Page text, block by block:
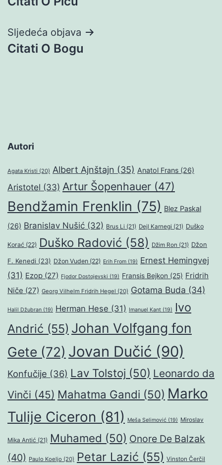
objava
Sljedeća objava
Citati O Bogu
Autori
Agata Kristi (20) Albert Ajnštajn (35) Anatol Frans (26)
Aristotel (33) Artur Šopenhauer (47)
Bendžamin Frenklin (75) Blez Paskal
(26) Branislav Nušić (32) Brus Li (21) Dejl Karnegi (21) Duško
Korać (22) Duško Radović (58) Džim Ron (21) Džon
F. Kenedi (23) Džon Vuden (22) Erih From (19) Ernest Hemingvej
(31) Ezop (27) Fjodor Dostojevski (19) Fransis Bejkon (25) Fridrih
Niče (27) Georg Vilhelm Fridrih Hegel (20) Gotama Buda (34)
Halil Džubran (19) Herman Hese (31) Imanuel Kant (19)
Ivo
Andrić (55) Johan Volfgang fon
Gete (72) Jovan Dučić (90)
Konfučije (36) Lav Tolstoj (50) Leonardo da
Vinči (45) Mahatma Gandi (50) Marko
Tulije Ciceron (81) Meša Selimović (19) Miroslav
Mika Antić (21) Muhamed (50) Onore De Balzak
(40) Paulo Koeljo (20) Petar Lazić (55) Vinston Čerčil